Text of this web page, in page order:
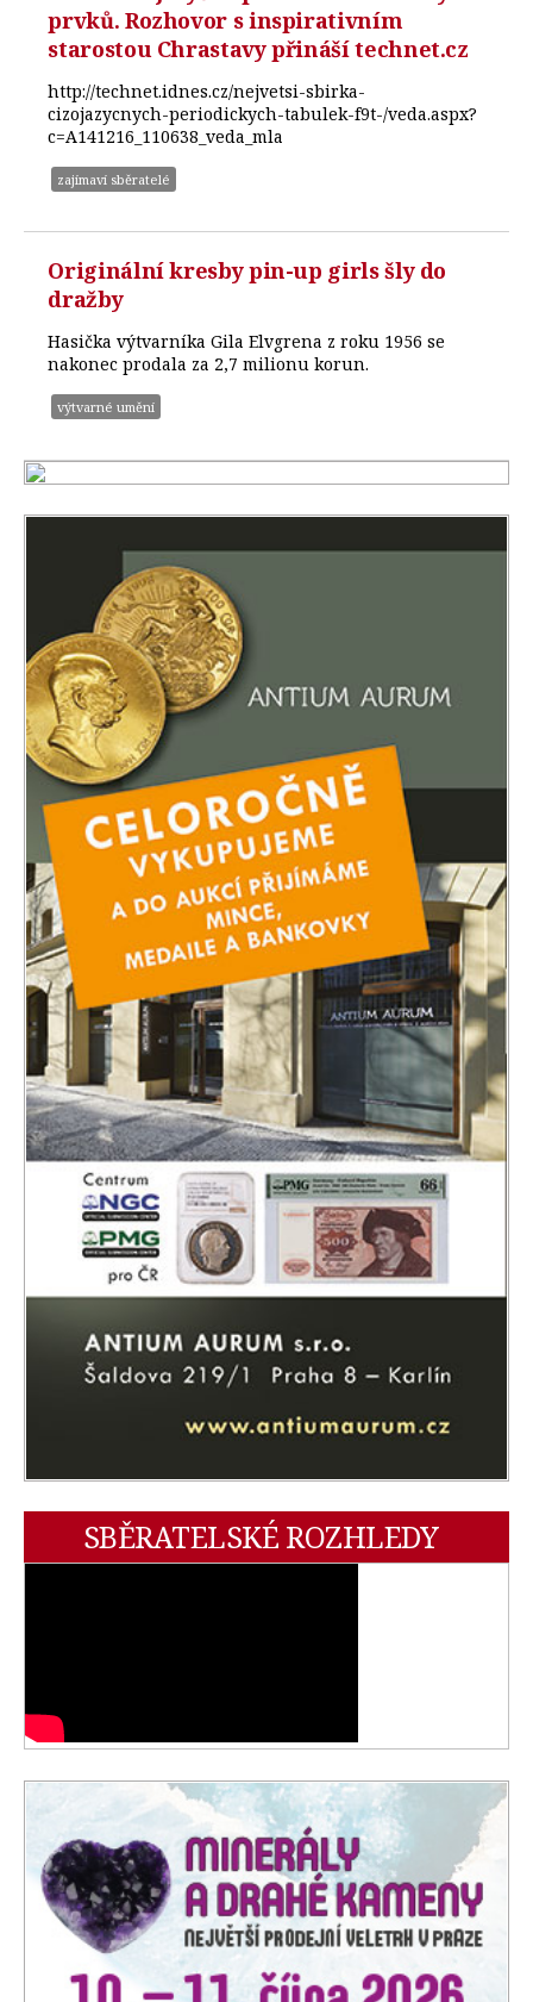
prvků. Rozhovor s inspirativním
starostou Chrastavy přináší technet.cz
http://technet.idnes.cz/nejvetsi-sbirka-
cizojazycnych-periodickych-tabulek-f9t-/veda.aspx?
c=A141216_110638_veda_mla
zajímaví sběratelé
Originální kresby pin-up girls šly do
dražby
Hasička výtvarníka Gila Elvgrena z roku 1956 se
nakonec prodala za 2,7 milionu korun.
výtvarné umění
SBĚRATELSKÉ ROZHLEDY